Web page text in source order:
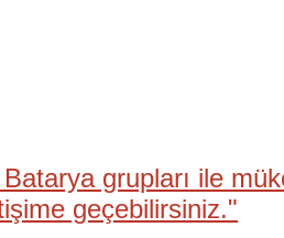
grupları ile
geçebilirsiniz."